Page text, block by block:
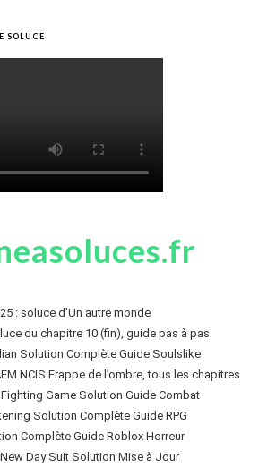
SOLUCE
: soluce d’Un autre monde
du chapitre 10 (fin), guide pas à pas
Solution Complète Guide Soulslike
NCIS Frappe de l’ombre, tous les chapitres
Game Solution Guide Combat
Solution Complète Guide RPG
Complète Guide Roblox Horreur
Day Suit Solution Mise à Jour